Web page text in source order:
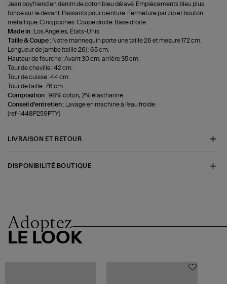
Jean boyfriend en denim de coton bleu délavé. Empiècements bleu plus
foncé sur le devant. Passants pour ceinture. Fermeture par zip et bouton
métallique. Cinq poches. Coupe droite. Base droite.
Made in :
Los Angeles, États-Unis.
Taille & Coupe : Notre mannequin porte une taille 26 et mesure 172 cm.
Longueur de jambe (taille 26) : 65 cm.
Hauteur de fourche : Avant 30 cm, arrière 35 cm.
Tour de cheville : 42 cm.
Tour de cuisse : 44 cm.
Tour de taille : 76 cm.
Composition : 98% coton, 2% élasthanne.
Conseil d'entretien :
Lavage en machine à l'eau froide.
(ref-1448P259PTY)
LIVRAISON ET RETOUR
DISPONIBILITÉ BOUTIQUE
Adoptez
LE LOOK